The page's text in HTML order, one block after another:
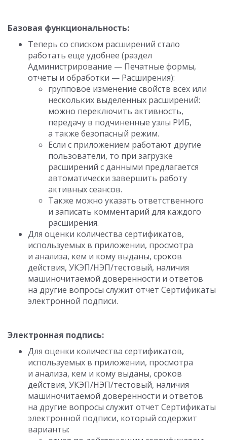
Базовая функциональность:
Теперь со списком расширений стало
работать еще удобнее (раздел
Администрирование — Печатные формы,
отчеты и обработки — Расширения):
групповое изменение свойств всех или
нескольких выделенных расширений:
можно переключить активность,
передачу в подчиненные узлы РИБ,
а также безопасный режим.
Если с приложением работают другие
пользователи, то при загрузке
расширений с данными предлагается
автоматически завершить работу
активных сеансов.
Также можно указать ответственного
и записать комментарий для каждого
расширения.
Для оценки количества сертификатов,
используемых в приложении, просмотра
и анализа, кем и кому выданы, сроков
действия, УКЭП/НЭП/тестовый, наличия
машиночитаемой доверенности и ответов
на другие вопросы служит отчет Сертификаты
электронной подписи.
Электронная подпись:
Для оценки количества сертификатов,
используемых в приложении, просмотра
и анализа, кем и кому выданы, сроков
действия, УКЭП/НЭП/тестовый, наличия
машиночитаемой доверенности и ответов
на другие вопросы служит отчет Сертификаты
электронной подписи, который содержит
варианты: